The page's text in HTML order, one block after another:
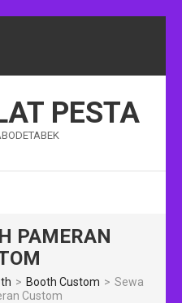
PESTA
PAMERAN
> Booth Custom > Sewa
Custom